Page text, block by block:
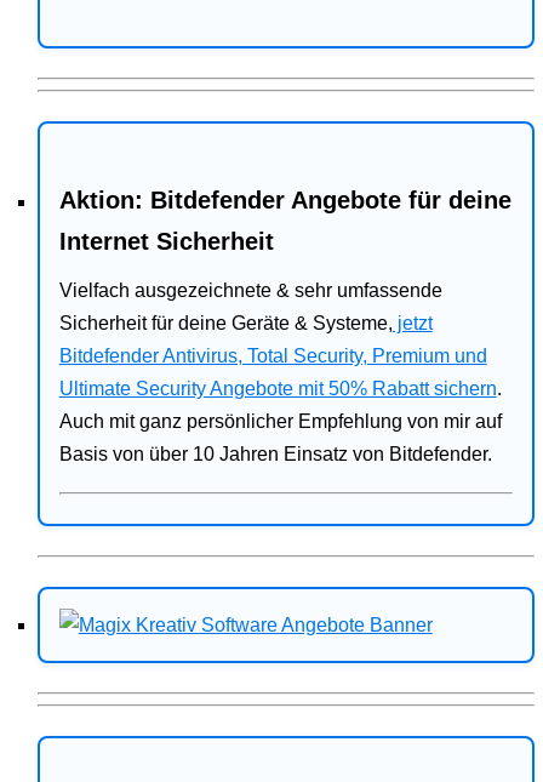
Ratgeber
Aktion: Bitdefender Angebote für deine
Internet Sicherheit
Vielfach ausgezeichnete & sehr umfassende
Sicherheit für deine Geräte & Systeme, jetzt
Bitdefender Antivirus, Total Security, Premium und
Ultimate Security Angebote mit 50% Rabatt sichern.
Auch mit ganz persönlicher Empfehlung von mir auf
Basis von über 10 Jahren Einsatz von Bitdefender.